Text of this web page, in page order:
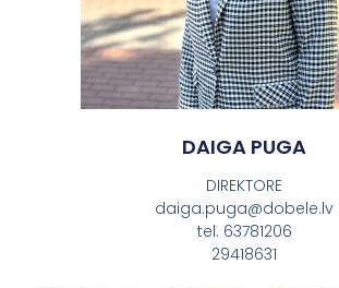
DAIGA PUGA
DIREKTORE
daiga.puga@dobele.lv
tel. 63781206
29418631